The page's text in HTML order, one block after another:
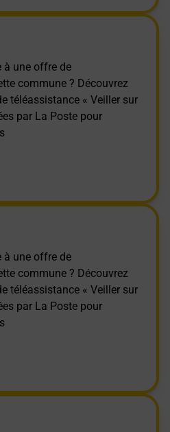
à une offre de
commune ? Découvrez
téléassistance « Veiller sur
par La Poste pour
à une offre de
commune ? Découvrez
téléassistance « Veiller sur
par La Poste pour